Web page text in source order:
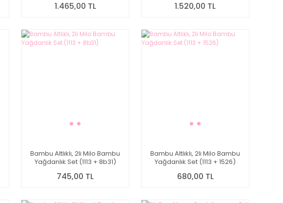
1.465,00 TL 1.520,00 TL
Bambu Altlıklı, 2li Milo Bambu
Yağdanlık Set (1113 + 8b31)
745,00 TL
Bambu Altlıklı, 2li Milo Bambu
Yağdanlık Set (1113 + 1526)
680,00 TL